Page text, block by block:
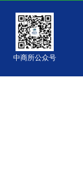
中商所公众号